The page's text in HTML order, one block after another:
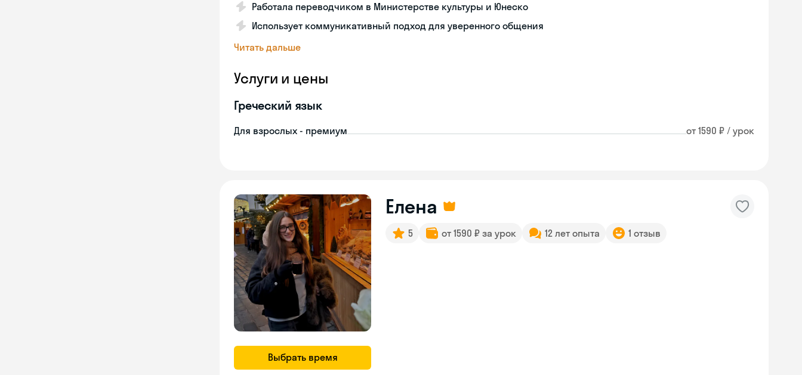
Работала переводчиком в Министерстве культуры и Юнеско
Использует коммуникативный подход для уверенного общения
Читать дальше
Услуги и цены
Греческий язык
Для взрослых - премиум от 1590 ₽ / урок
Выбрать время
Елена
5 от 1590 ₽ за урок 12 лет опыта 1 отзыв